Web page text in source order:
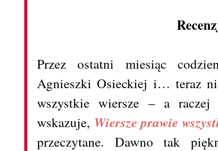
Przez ostatni miesiąc
Agnieszki Osieckiej i… teraz
wszystkie wiersze – a
wskazuje, Wiersze prawie
przeczytane. Dawno tak